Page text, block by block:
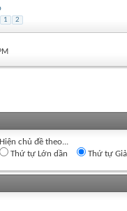
1 2
Hiện chủ đề theo...
Thứ tự Lớn dần
Thứ tự